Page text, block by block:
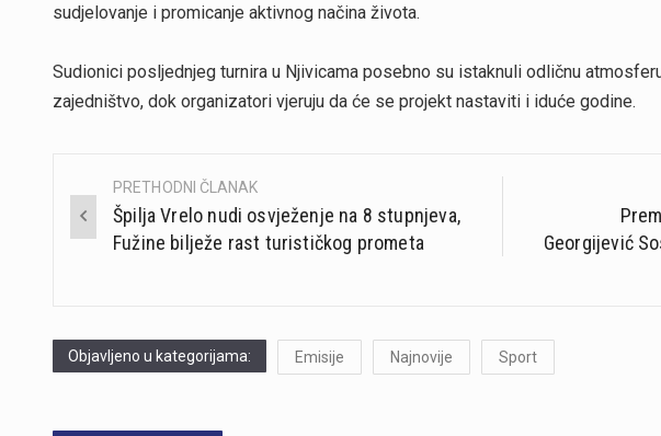
sudjelovanje i promicanje aktivnog načina života.
Sudionici posljednjeg turnira u Njivicama posebno su istaknuli odličnu
zajedništvo, dok organizatori vjeruju da će se projekt nastaviti i iduće godine.
Post
navigation
PRETHODNI ČLANAK
Špilja Vrelo nudi osvježenje na 8 stupnjeva,
Fužine bilježe rast turističkog prometa
Georgijević
Objavljeno u kategorijama: Emisije Najnovije Sport